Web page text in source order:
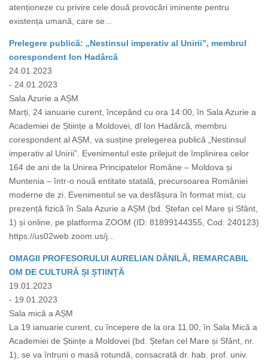
atenționeze cu privire cele două provocări iminente pentru
existența umană, care se...
Prelegere publică: „Nestinsul imperativ al Unirii”, membrul
corespondent Ion Hadârcă
24.01.2023
- 24.01.2023
Sala Azurie a AȘM
Marți, 24 ianuarie curent, începând cu ora 14:00, în Sala Azurie a
Academiei de Științe a Moldovei, dl Ion Hadârcă, membru
corespondent al AȘM, va susține prelegerea publică „Nestinsul
imperativ al Unirii”. Evenimentul este prilejuit de împlinirea celor
164 de ani de la Unirea Principatelor Române – Moldova și
Muntenia – într-o nouă entitate statală, precursoarea României
moderne de zi. Evenimentul se va desfășura în format mixt, cu
prezență fizică în Sala Azurie a AȘM (bd. Ștefan cel Mare și Sfânt,
1) și online, pe platforma ZOOM (ID: 81899144355, Cod: 240123)
https://us02web.zoom.us/j...
OMAGII PROFESORULUI AURELIAN DĂNILĂ, REMARCABIL
OM DE CULTURĂ ȘI ȘTIINȚĂ
19.01.2023
- 19.01.2023
Sala mică a AȘM
La 19 ianuarie curent, cu începere de la ora 11.00, în Sala Mică a
Academiei de Științe a Moldovei (bd. Ștefan cel Mare și Sfânt, nr.
1), se va întruni o masă rotundă, consacrată dr. hab. prof. univ.